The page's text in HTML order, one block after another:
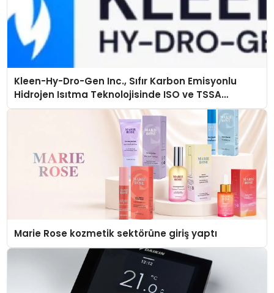
Kleen-Hy-Dro-Gen Inc., Sıfır Karbon Emisyonlu
Hidrojen Isıtma Teknolojisinde ISO ve TSSA
Düzenleyici Onaylarını Aldı
Marie Rose kozmetik sektörüne giriş yaptı